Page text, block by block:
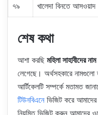
৭৯ খালেদা বিনতে আসওয়াদ
শেষ কথা
আশা করছি মহিলা সাহাবীদের নাম
লেগেছে। অর্থসহকারে নামগুলো
আর্টিকেলটি সম্পর্কে মতামত
টিউনবিএনে ভিজিট করে